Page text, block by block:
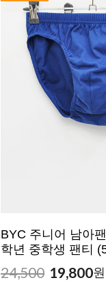
BYC 주니어 남아
학년 중학생 팬티
24,500 19,800원